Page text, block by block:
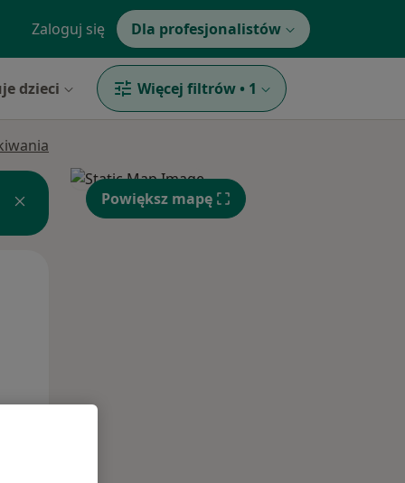
Zaloguj się Dla profesjonalistów
dzieci Więcej filtrów • 1
Powiększ mapę